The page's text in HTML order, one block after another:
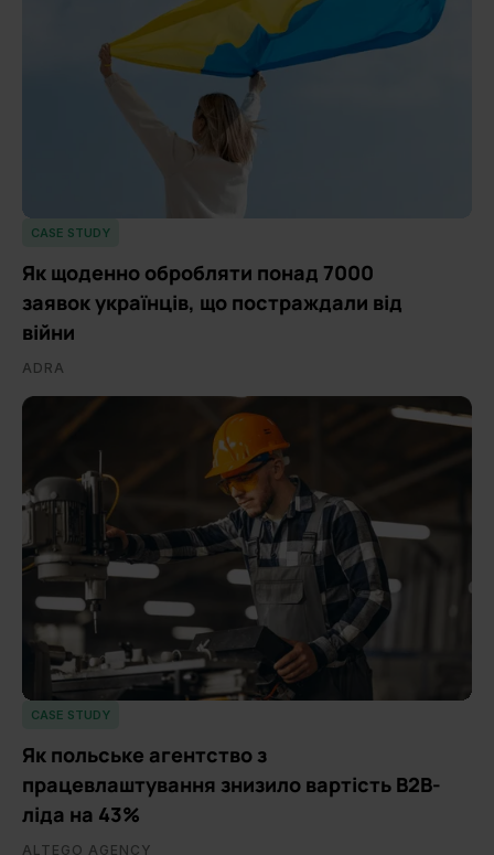
CASE STUDY
Як щоденно обробляти понад 7000
заявок українців, що постраждали від
війни
ADRA
CASE STUDY
Як польське агентство з
працевлаштування знизило вартість B2B-
ліда на 43%
ALTEGO AGENCY